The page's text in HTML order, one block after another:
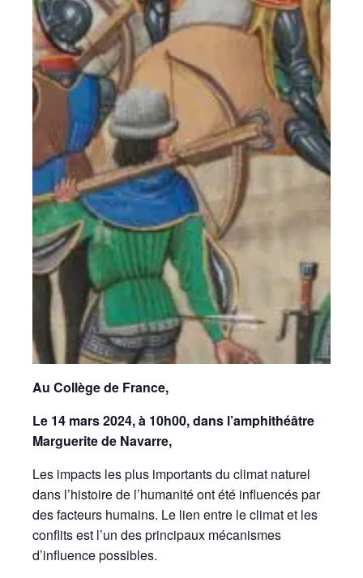
Au Collège de France,
Le 14 mars 2024, à 10h00, dans l’amphithéâtre
Marguerite de Navarre,
Les impacts les plus importants du climat naturel
dans l’histoire de l’humanité ont été influencés par
des facteurs humains. Le lien entre le climat et les
conflits est l’un des principaux mécanismes
d’influence possibles.